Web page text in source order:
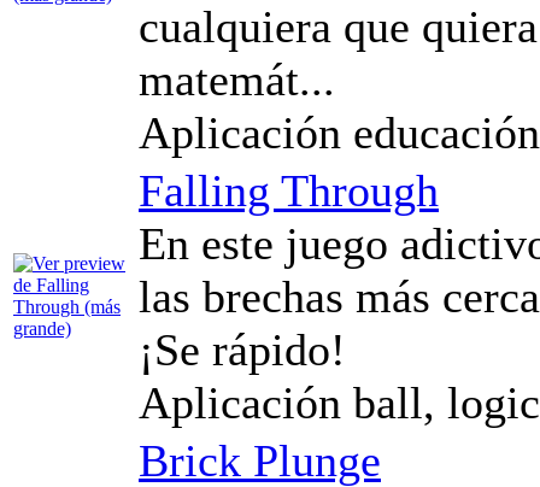
cualquiera que
matemát...
Aplicación
Falling Through
En este juego
las brechas más
¡Se rápido!
Aplicación ball,
Brick Plunge